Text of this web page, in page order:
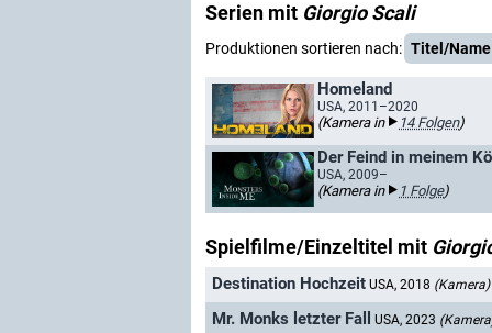
Serien mit Giorgio Scali
Produktionen sortieren nach: Titel/Name
Homeland
USA, 2011–2020
(Kamera in 14 Folgen)
Der Feind in meinem
USA, 2009–
(Kamera in 1 Folge)
Spielfilme/Einzeltitel mit
Destination Hochzeit USA, 2018 (Kamera)
Mr. Monks letzter Fall USA, 2023